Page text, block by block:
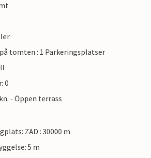
tomten : 1 Parkeringsplatser
0
- Öppen terrass
ZAD : 30000 m
5 m